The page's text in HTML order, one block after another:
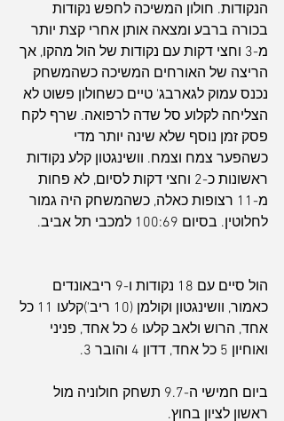
הנקודות. חולון המשיכה לחפש נקודות
בכורה ברבע ומצאה אותן אחרי קצת יותר
מ-3 וחצי דקות עם נקודות של הול מהקו, אך
הריצה של האורחים המשיכה כשהמשחק
נכנס עמוק לגארבג' טיים כשחולון פשוט לא
הצליחה לקלוע סל שדה לרפואה. שרף לקח
פסק זמן נוסף שלא שינה יותר מדי
כשהפער צמח וצמח. וושינגטון קלע נקודות
ראשונות כ-2 וחצי דקות לסיום, לא פחות
מ-11 רצופות כאלה, כשהמשחק היה גמור
לחלוטין. בסיום 100:69 למכבי תל אביב.
הול סיים עם 18 נקודות ו-9 ריבאונדים
כאמור, וושינגטון וקולמן (10 ריב')קלעו 11 כל
אחד, הרוש ולאב קלעו 6 כל אחד, פניני
ואוחיון 5 כל אחד, דדון 4 והובר 3.
ביום חמישי ה-9.7 תשחק חולוניה מול
ראשון לציון בחוץ.